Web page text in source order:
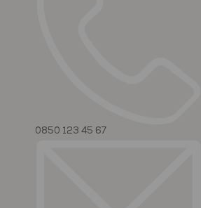
0850 123 45 67